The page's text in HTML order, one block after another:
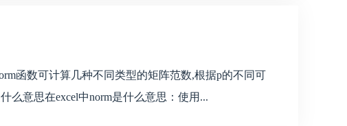
函数可计算几种不同类型的矩阵范数,根据p的不同可
么意思在excel中norm是什么意思：使用...